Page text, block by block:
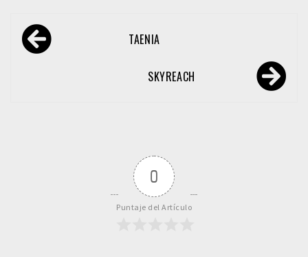
Navegación
de TAENIA
SKYREACH
0
Puntaje del Artículo